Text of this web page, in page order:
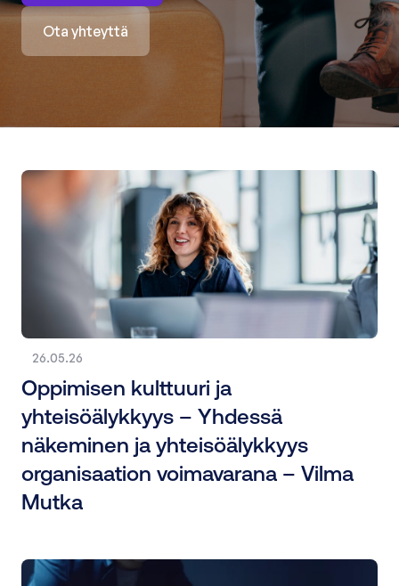
Ota yhteyttä
Oppimisen kulttuuri ja
yhteisöälykkyys – Yhdessä
näkeminen ja yhteisöälykkyys
organisaation voimavarana – Vilma
Mutka
26.05.26